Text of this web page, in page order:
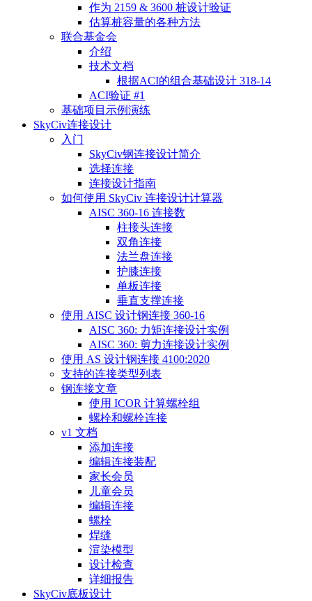
作为 2159 & 3600 桩设计验证
估算桩容量的各种方法
联合基金会
介绍
技术文档
根据ACI的组合基础设计 318-14
ACI验证 #1
基础项目示例演练
SkyCiv连接设计
入门
SkyCiv钢连接设计简介
选择连接
连接设计指南
如何使用 SkyCiv 连接设计计算器
AISC 360-16 连接数
柱接头连接
双角连接
法兰盘连接
护膝连接
单板连接
垂直支撑连接
使用 AISC 设计钢连接 360-16
AISC 360: 力矩连接设计实例
AISC 360: 剪力连接设计实例
使用 AS 设计钢连接 4100:2020
支持的连接类型列表
钢连接文章
使用 ICOR 计算螺栓组
螺栓和螺栓连接
v1 文档
添加连接
编辑连接装配
家长会员
儿童会员
编辑连接
螺栓
焊缝
渲染模型
设计检查
详细报告
SkyCiv底板设计